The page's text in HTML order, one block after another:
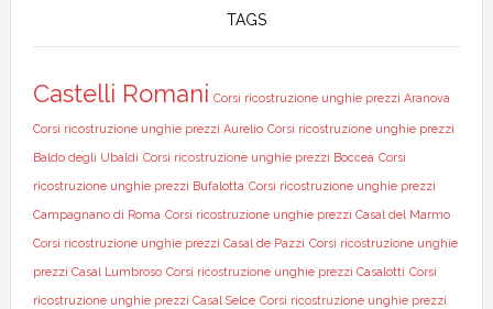
TAGS
Castelli Romani Corsi ricostruzione unghie prezzi Aranova
Corsi ricostruzione unghie prezzi Aurelio Corsi ricostruzione unghie prezzi
Baldo degli Ubaldi Corsi ricostruzione unghie prezzi Boccea Corsi
ricostruzione unghie prezzi Bufalotta Corsi ricostruzione unghie prezzi
Campagnano di Roma Corsi ricostruzione unghie prezzi Casal del Marmo
Corsi ricostruzione unghie prezzi Casal de Pazzi Corsi ricostruzione unghie
prezzi Casal Lumbroso Corsi ricostruzione unghie prezzi Casalotti Corsi
ricostruzione unghie prezzi Casal Selce Corsi ricostruzione unghie prezzi